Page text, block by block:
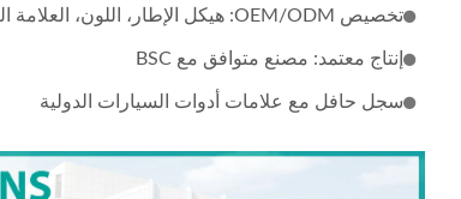
تخصيص OEM/ODM: هيكل الإطار، اللون، العلامة التجارية الخاصة والتغليف
إنتاج معتمد: مصنع متوافق مع BSC
سجل حافل مع علامات أدوات السيارات الدولية